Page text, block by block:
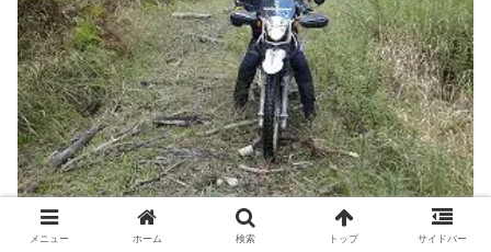
メニュー ホーム 検索 トップ サイドバー